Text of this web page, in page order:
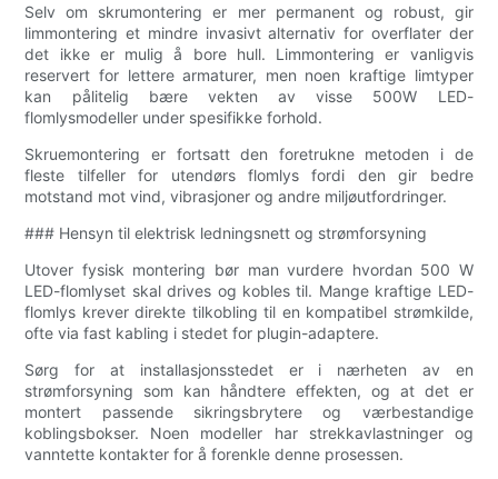
Selv om skrumontering er mer permanent og robust, gir
limmontering et mindre invasivt alternativ for overflater der
det ikke er mulig å bore hull. Limmontering er vanligvis
reservert for lettere armaturer, men noen kraftige limtyper
kan pålitelig bære vekten av visse 500W LED-
flomlysmodeller under spesifikke forhold.
Skruemontering er fortsatt den foretrukne metoden i de
fleste tilfeller for utendørs flomlys fordi den gir bedre
motstand mot vind, vibrasjoner og andre miljøutfordringer.
### Hensyn til elektrisk ledningsnett og strømforsyning
Utover fysisk montering bør man vurdere hvordan 500 W
LED-flomlyset skal drives og kobles til. Mange kraftige LED-
flomlys krever direkte tilkobling til en kompatibel strømkilde,
ofte via fast kabling i stedet for plugin-adaptere.
Sørg for at installasjonsstedet er i nærheten av en
strømforsyning som kan håndtere effekten, og at det er
montert passende sikringsbrytere og værbestandige
koblingsbokser. Noen modeller har strekkavlastninger og
vanntette kontakter for å forenkle denne prosessen.